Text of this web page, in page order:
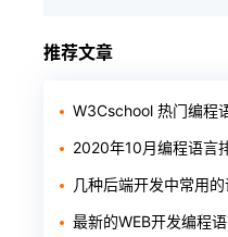
推荐文章
W3Cschool 热门编程语
2020年10月编程语言排
几种后端开发中常用的
最新的WEB开发编程语